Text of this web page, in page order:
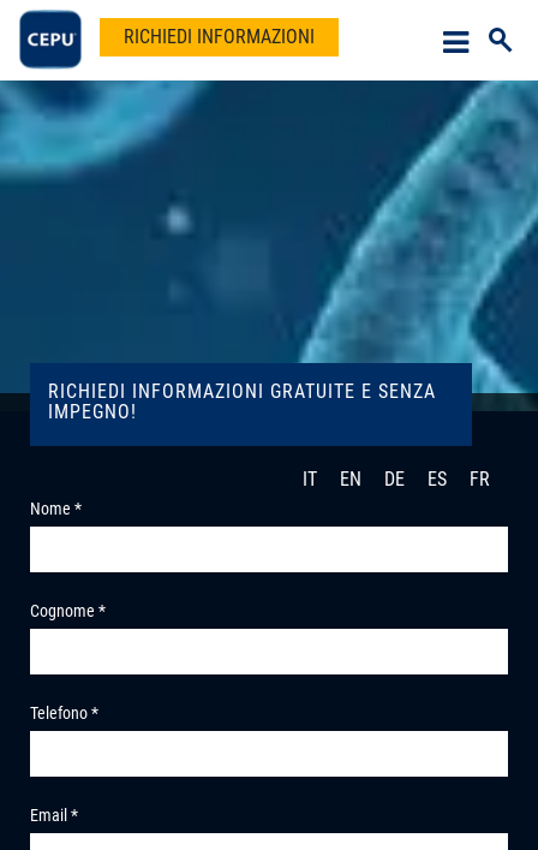
RICHIEDI INFORMAZIONI
RICHIEDI INFORMAZIONI GRATUITE E SENZA
IMPEGNO!
IT EN DE ES FR
Nome *
Cognome *
Telefono *
Email *